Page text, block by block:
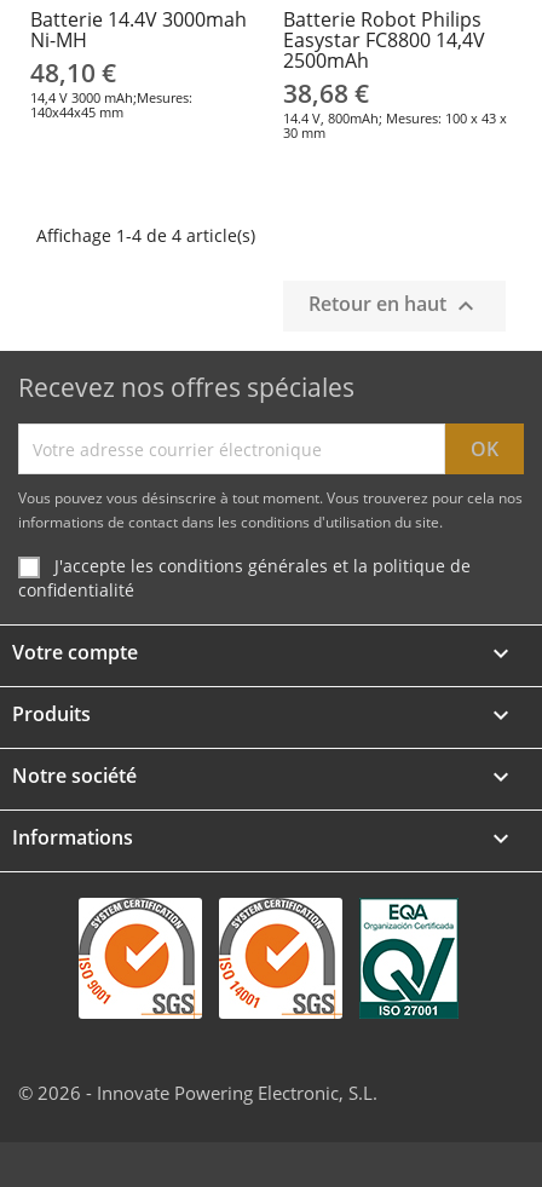
Batterie 14.4V 3000mah
Ni-MH
48,10 €
14,4 V 3000 mAh;Mesures:
140x44x45 mm
Batterie Robot Philips
Easystar FC8800 14,4V
2500mAh
38,68 €
14.4 V, 800mAh; Mesures: 100 x 43 x
30 mm
Affichage 1-4 de 4 article(s)
Retour en haut 
Recevez nos offres spéciales
Vous pouvez vous désinscrire à tout moment. Vous trouverez pour cela nos
informations de contact dans les conditions d'utilisation du site.
J'accepte les conditions générales et la politique de
confidentialité
Votre compte 
Produits 
Notre société 
Informations keyboard_arrow_down
© 2026 - Innovate Powering Electronic, S.L.